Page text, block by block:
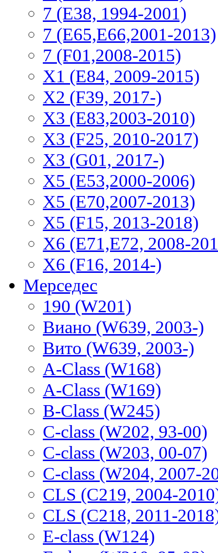
7 (E38, 1994-2001)
7 (E65,E66,2001-2013)
7 (F01,2008-2015)
X1 (E84, 2009-2015)
Х2 (F39, 2017-)
X3 (E83,2003-2010)
X3 (F25, 2010-2017)
X3 (G01, 2017-)
X5 (E53,2000-2006)
X5 (E70,2007-2013)
X5 (F15, 2013-2018)
X6 (E71,E72, 2008-
X6 (F16, 2014-)
Мерседес
190 (W201)
Виано (W639, 2003-)
Вито (W639, 2003-)
A-Class (W168)
A-Class (W169)
B-Class (W245)
C-class (W202, 93-00)
C-class (W203, 00-07)
C-class (W204, 2007-
CLS (C219, 2004-
CLS (C218, 2011-
E-class (W124)